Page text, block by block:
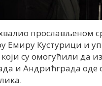
прослављеном
Емиру Кустурици и
су омогућили да из
и Андрићграда оде